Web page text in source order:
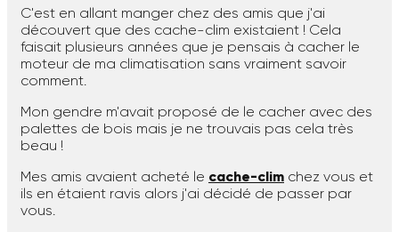
C'est en allant manger chez des amis que j'ai
découvert que des cache-clim existaient ! Cela
faisait plusieurs années que je pensais à cacher le
moteur de ma climatisation sans vraiment savoir
comment.
Mon gendre m'avait proposé de le cacher avec des
palettes de bois mais je ne trouvais pas cela très
beau !
Mes amis avaient acheté le cache-clim chez vous et
ils en étaient ravis alors j'ai décidé de passer par
vous.